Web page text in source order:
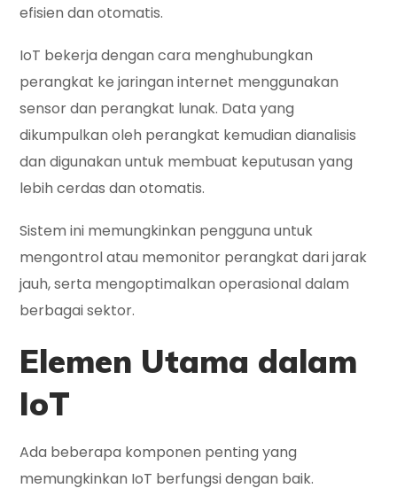
efisien dan otomatis.
IoT bekerja dengan cara menghubungkan
perangkat ke jaringan internet menggunakan
sensor dan perangkat lunak. Data yang
dikumpulkan oleh perangkat kemudian dianalisis
dan digunakan untuk membuat keputusan yang
lebih cerdas dan otomatis.
Sistem ini memungkinkan pengguna untuk
mengontrol atau memonitor perangkat dari jarak
jauh, serta mengoptimalkan operasional dalam
berbagai sektor.
Elemen Utama dalam
IoT
Ada beberapa komponen penting yang
memungkinkan IoT berfungsi dengan baik.